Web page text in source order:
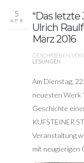
5
APR
“Das
Ulrich
März 2016
GESCHRIEBEN VON
LESUNGEN
Am Dienstag,
neuesten Werk
Geschichte
KUFSTEINER
Veranstaltung
mit neugierigen